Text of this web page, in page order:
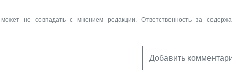
не совпадать с мнением редакции. Ответственность за
Добавить